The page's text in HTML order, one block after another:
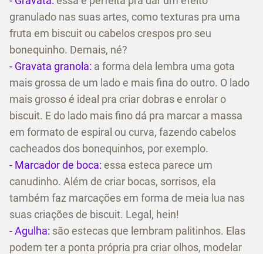
granulado nas suas artes, como texturas pra uma
fruta em biscuit ou cabelos crespos pro seu
bonequinho. Demais, né?
- Gravata granola: a forma dela lembra uma gota
mais grossa de um lado e mais fina do outro. O lado
mais grosso é ideal pra criar dobras e enrolar o
biscuit. E do lado mais fino dá pra marcar a massa
em formato de espiral ou curva, fazendo cabelos
cacheados dos bonequinhos, por exemplo.
- Marcador de boca: essa esteca parece um
canudinho. Além de criar bocas, sorrisos, ela
também faz marcações em forma de meia lua nas
suas criações de biscuit. Legal, hein!
- Agulha: são estecas que lembram palitinhos. Elas
podem ter a ponta própria pra criar olhos, modelar